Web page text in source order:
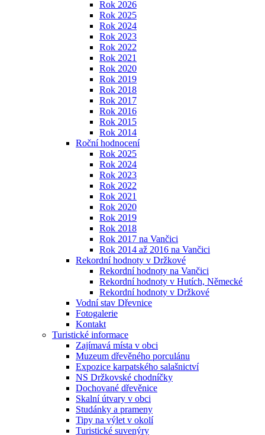
Rok 2026
Rok 2025
Rok 2024
Rok 2023
Rok 2022
Rok 2021
Rok 2020
Rok 2019
Rok 2018
Rok 2017
Rok 2016
Rok 2015
Rok 2014
Roční hodnocení
Rok 2025
Rok 2024
Rok 2023
Rok 2022
Rok 2021
Rok 2020
Rok 2019
Rok 2018
Rok 2017 na Vančici
Rok 2014 až 2016 na Vančici
Rekordní hodnoty v Držkové
Rekordní hodnoty na Vančici
Rekordní hodnoty v Hutích, Německé
Rekordní hodnoty v Držkové
Vodní stav Dřevnice
Fotogalerie
Kontakt
Turistické informace
Zajímavá místa v obci
Muzeum dřevěného porculánu
Expozice karpatského salašnictví
NS Držkovské chodníčky
Dochované dřevěnice
Skalní útvary v obci
Studánky a prameny
Tipy na výlet v okolí
Turistické suvenýry